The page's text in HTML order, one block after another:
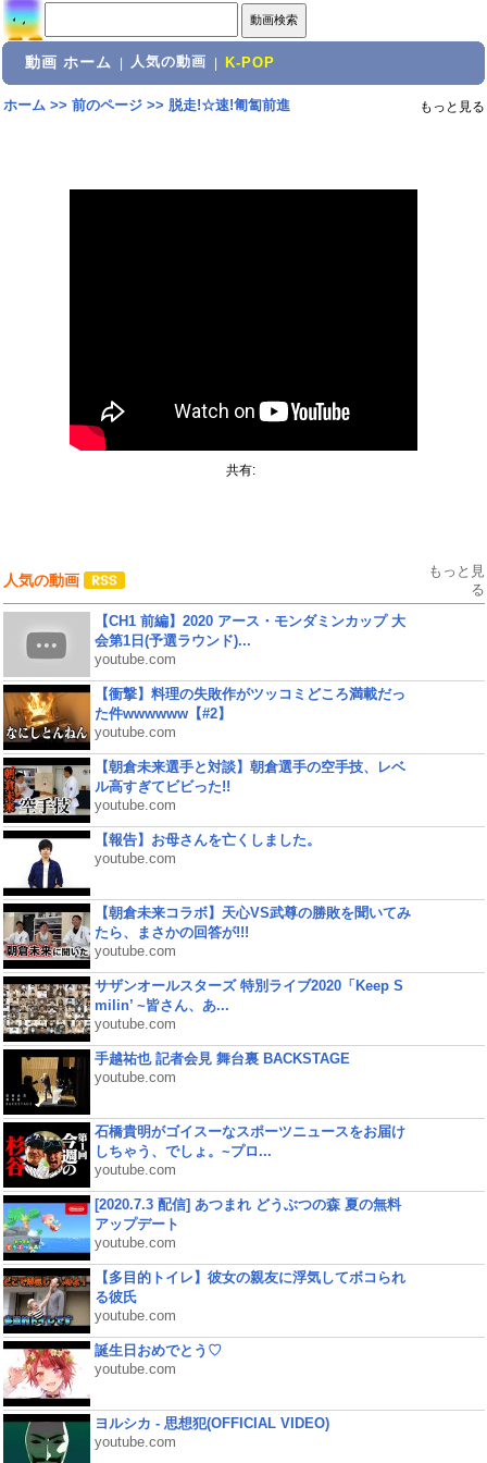
動画 ホーム 人気の動画 K-POP
ホーム>> 前のページ>> 脱走!☆速!匍匐前進 もっと見る
共有:
人気の動画
もっと見
る
【CH1 前編】2020 アース・モンダミンカップ 大
会第1日(予選ラウンド)...
youtube.com
【衝撃】料理の失敗作がツッコミどころ満載だっ
た件wwwwww【#2】
youtube.com
【朝倉未来選手と対談】朝倉選手の空手技、レベ
ル高すぎてビビった!!
youtube.com
【報告】お母さんを亡くしました。
youtube.com
【朝倉未来コラボ】天心VS武尊の勝敗を聞いてみ
たら、まさかの回答が!!!
youtube.com
サザンオールスターズ 特別ライブ2020「Keep S
milin’ ~皆さん、あ...
youtube.com
手越祐也 記者会見 舞台裏 BACKSTAGE
youtube.com
石橋貴明がゴイスーなスポーツニュースをお届け
しちゃう、でしょ。~プロ...
youtube.com
[2020.7.3 配信] あつまれ どうぶつの森 夏の無料
アップデート
youtube.com
【多目的トイレ】彼女の親友に浮気してボコられ
る彼氏
youtube.com
誕生日おめでとう♡
youtube.com
ヨルシカ - 思想犯(OFFICIAL VIDEO)
youtube.com